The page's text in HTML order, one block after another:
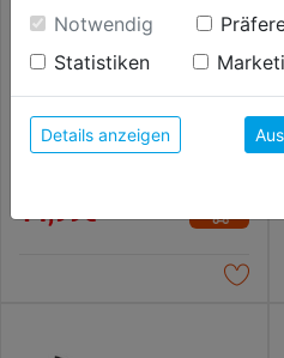
Plattenheber verzinkt
verstellbar 300-500mm
14,99€
Einwilligung werden die
unter anderem auch in den
Durch Klick auf "Alle
der Verwendung aller
anzeigen" findest du alle
unterschiedlichen Cookies,
Konfigurieren" kannst du
du zulassen möchtest und
Datenschutzerklärung.
Notwendig
Statistiken
Details anzeigen